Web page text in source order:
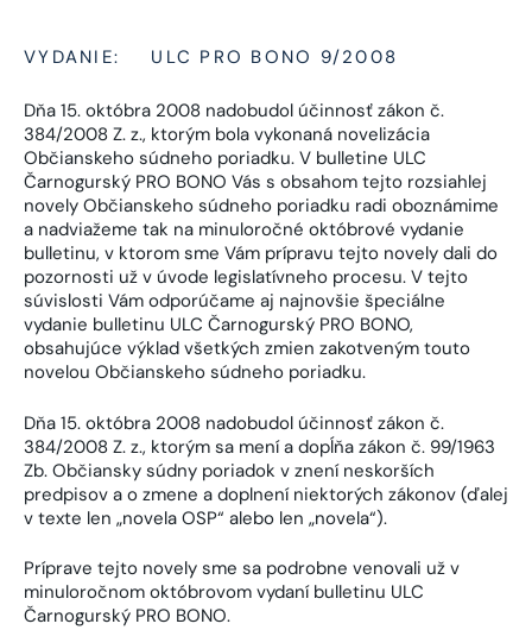
VYDANIE: ULC PRO BONO 9/2008
Dňa 15. októbra 2008 nadobudol účinnosť zákon č.
384/2008 Z. z., ktorým bola vykonaná novelizácia
Občianskeho súdneho poriadku. V bulletine ULC
Čarnogurský PRO BONO Vás s obsahom tejto rozsiahlej
novely Občianskeho súdneho poriadku radi oboznámime
a nadviažeme tak na minuloročné októbrové vydanie
bulletinu, v ktorom sme Vám prípravu tejto novely dali do
pozornosti už v úvode legislatívneho procesu. V tejto
súvislosti Vám odporúčame aj najnovšie špeciálne
vydanie bulletinu ULC Čarnogurský PRO BONO,
obsahujúce výklad všetkých zmien zakotveným touto
novelou Občianskeho súdneho poriadku.
Dňa 15. októbra 2008 nadobudol účinnosť zákon č.
384/2008 Z. z., ktorým sa mení a dopĺňa zákon č. 99/1963
Zb. Občiansky súdny poriadok v znení neskorších
predpisov a o zmene a doplnení niektorých zákonov (ďalej
v texte len „novela OSP“ alebo len „novela“).
Príprave tejto novely sme sa podrobne venovali už v
minuloročnom októbrovom vydaní bulletinu ULC
Čarnogurský PRO BONO.